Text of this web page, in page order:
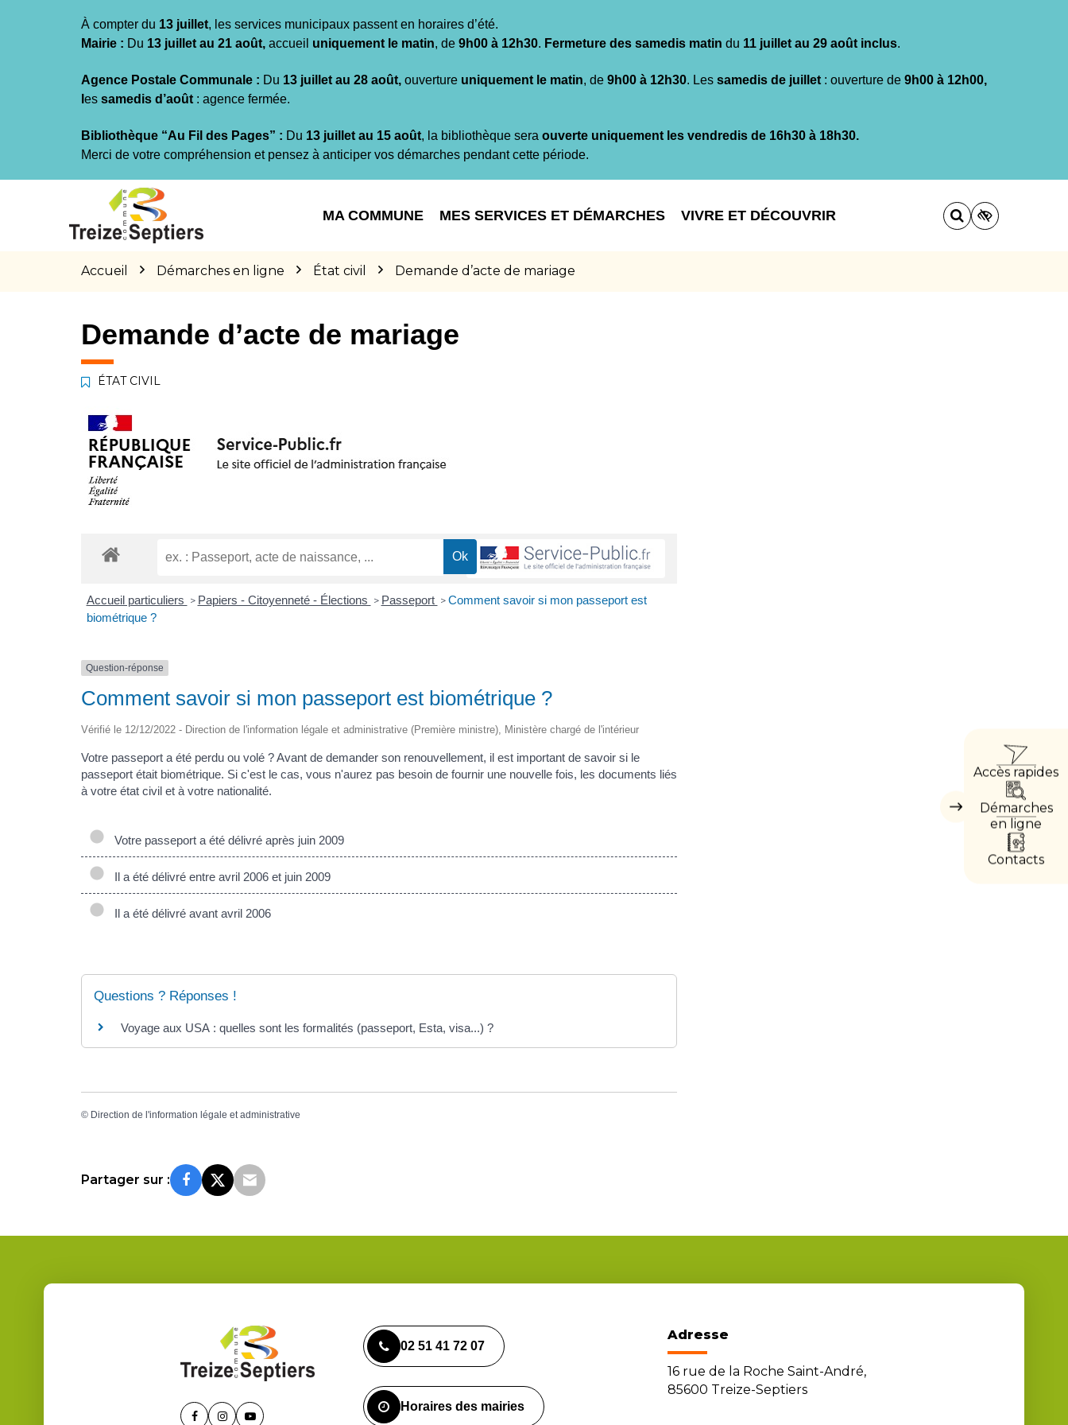
À compter du 13 juillet, les services municipaux passent en horaires d’été.
Mairie : Du 13 juillet au 21 août, accueil uniquement le matin, de 9h00 à 12h30. Fermeture des samedis matin du 11 juillet au 29 août inclus.
Agence Postale Communale : Du 13 juillet au 28 août, ouverture uniquement le matin, de 9h00 à 12h30. Les samedis de juillet : ouverture de 9h00 à 12h00,
es samedis d’août : agence fermée.
Bibliothèque “Au Fil des Pages” : Du 13 juillet au 15 août, la bibliothèque sera ouverte uniquement les vendredis de 16h30 à 18h30.
Merci de votre compréhension et pensez à anticiper vos démarches pendant cette période.
MA COMMUNE MES SERVICES ET DÉMARCHES VIVRE ET DÉCOUVRIR
Accueil Démarches en ligne État civil Demande d’acte de mariage
Masquer
Accès rapides
Démarches
en ligne
Contacts
Demande d’acte de mariage
ÉTAT CIVIL
Accueil particuliers > Papiers - Citoyenneté - Élections > Passeport > Comment savoir si mon passeport est
biométrique ?
Question-réponse
Comment savoir si mon passeport est biométrique ?
Vérifié le 12/12/2022 - Direction de l'information légale et administrative (Première ministre), Ministère chargé de l'intérieur
Votre passeport a été perdu ou volé ? Avant de demander son renouvellement, il est important de savoir si le
passeport était biométrique. Si c'est le cas, vous n'aurez pas besoin de fournir une nouvelle fois, les documents liés
à votre état civil et à votre nationalité.
Votre passeport a été délivré après juin 2009
Il a été délivré entre avril 2006 et juin 2009
Il a été délivré avant avril 2006
Questions ? Réponses !
Voyage aux USA : quelles sont les formalités (passeport, Esta, visa...) ?
© Direction de l'information légale et administrative
Partager sur :
02 51 41 72 07
Horaires des mairies
Adresse
16 rue de la Roche Saint-André,
85600 Treize-Septiers